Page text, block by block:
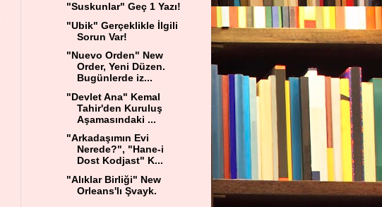
"Suskunlar" Geç 1 Yazı!
"Ubik" Gerçeklikle İlgili
Sorun Var!
"Nuevo Orden" New
Order, Yeni Düzen.
Bugünlerde iz...
"Devlet Ana" Kemal
Tahir'den Kuruluş
Aşamasındaki ...
"Arkadaşımın Evi
Nerede?", "Hane-i
Dost Kodjast" K...
"Alıklar Birliği" New
Orleans'lı Şvayk.